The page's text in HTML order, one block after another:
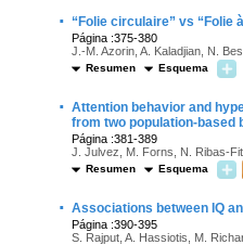
· “Folie circulaire” vs “Folie
Página :375-380
J.-M. Azorin, A. Kaladjian, N.
Resumen Esquema
· Attention behavior and
from two population-based
Página :381-389
J. Julvez, M. Forns, N. Ribas-
Resumen Esquema
· Associations between IQ
Página :390-395
S. Rajput, A. Hassiotis, M.